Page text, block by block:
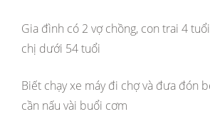
Gia đình có 2 vợ chồng, con trai 4
chị dưới 54 tuổi
Biết chạy xe máy đi chợ và đưa đón
cần nấu vài buổi cơm